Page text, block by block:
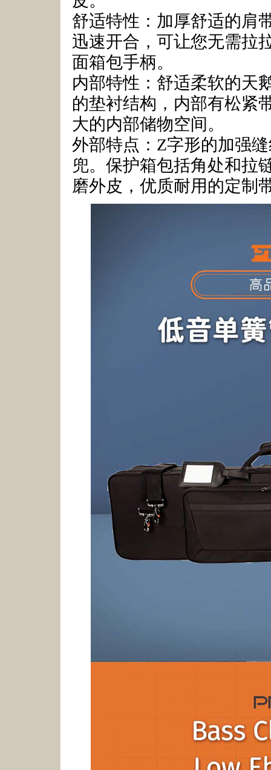
舒适特性：加厚舒适的肩
迅速开合，可让您无需拉
面箱包手柄。
内部特性：舒适柔软的天
的垫衬结构，内部有松紧
大的内部储物空间。
外部特点：Z字形的加强
兜。保护箱包括角处和拉
磨外皮，优质耐用的定制